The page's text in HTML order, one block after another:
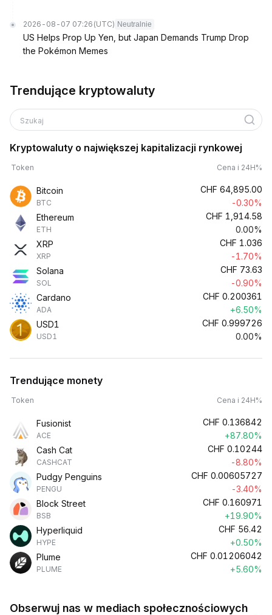
2026-08-07 07:26 (UTC) Neutralnie
US Helps Prop Up Yen, but Japan Demands Trump Drop
the Pokémon Memes
Trendujące kryptowaluty
Szukaj
Kryptowaluty o największej kapitalizacji rynkowej
Token Cena i 24H%
Bitcoin
BTC
CHF 64,895.00
-0.30%
Ethereum
ETH
CHF 1,914.58
0.00%
XRP
XRP
CHF 1.036
-1.70%
Solana
SOL
CHF 73.63
-0.90%
Cardano
ADA
CHF 0.200361
+6.50%
USD1
USD1
CHF 0.999726
0.00%
Trendujące monety
Token Cena i 24H%
Fusionist
ACE
CHF 0.136842
+87.80%
Cash Cat
CASHCAT
CHF 0.10244
-8.80%
Pudgy Penguins
PENGU
CHF 0.00605727
-3.40%
Block Street
BSB
CHF 0.160971
+19.90%
Hyperliquid
HYPE
CHF 56.42
+0.50%
Plume
PLUME
CHF 0.01206042
+5.60%
Obserwuj nas w mediach społecznościowych